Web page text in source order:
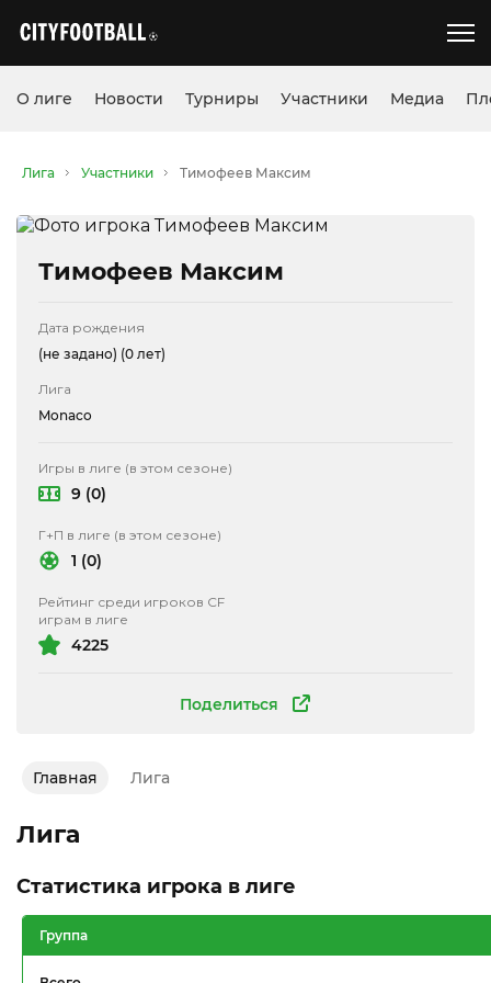
О лиге Новости Турниры Участники Медиа
Лига Участники Тимофеев Максим
Тимофеев Максим
Поделиться
Дата рождения
(не задано) (0 лет)
Лига
Monaco
Игры в лиге (в этом сезоне)
9 (0)
Г+П в лиге (в этом сезоне)
1 (0)
Рейтинг среди игроков CF
играм в лиге
4225
Главная Лига
Лига
Статистика игрока в лиге
Группа